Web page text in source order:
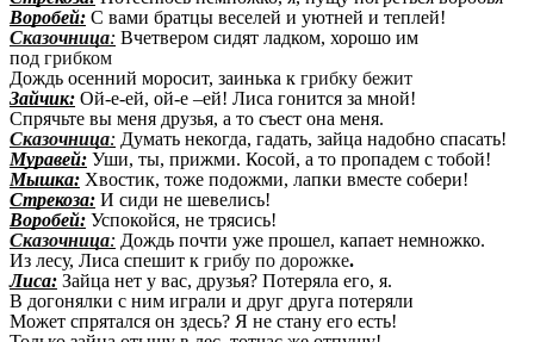
Воробей: С вами братцы веселей и уютней и теплей!
Сказочница: Вчетвером сидят ладком, хорошо им
под грибком
Дождь осенний моросит, заинька к грибку бежит
Зайчик: Ой-е-ей, ой-е –ей! Лиса гонится за мной!
Спрячьте вы меня друзья, а то съест она меня.
Сказочница: Думать некогда, гадать, зайца надобно спасать!
Муравей: Уши, ты, прижми. Косой, а то пропадем с тобой!
Мышка: Хвостик, тоже подожми, лапки вместе собери!
Стрекоза: И сиди не шевелись!
Воробей: Успокойся, не трясись!
Сказочница: Дождь почти уже прошел, капает немножко.
Из лесу, Лиса спешит к грибу по дорожке.
Лиса: Зайца нет у вас, друзья? Потеряла его, я.
В догонялки с ним играли и друг друга потеряли
Может спрятался он здесь? Я не стану его есть!